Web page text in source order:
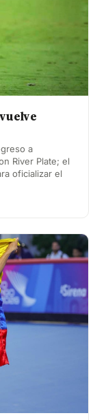
a
River Plate; el
oficializar el